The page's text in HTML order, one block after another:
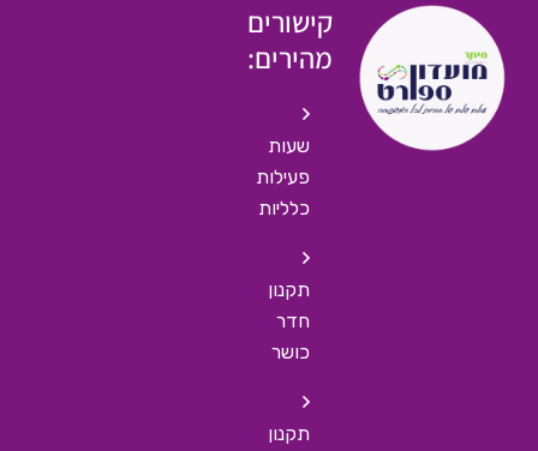
קישורים
מהירים:
שעות
פעילות
כלליות
תקנון
חדר
כושר
תקנון